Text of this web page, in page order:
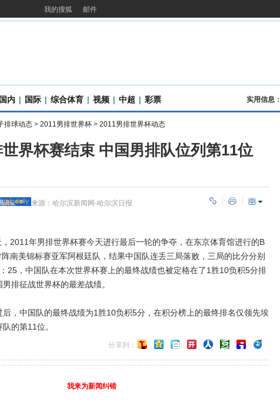
我的搜狐 邮件
国内 | 国际 | 综合体育 | 视频 | 中超 | 彩票 实用信息：
排球动态 > 2011男排世界杯 > 2011男排世界杯动态
界杯赛结束 中国男排队位列第11位
来源：哈尔滨新闻网-哈尔滨日报
年男排世界杯赛今天进行最后一轮的争夺，在东京体育馆进行的B
南美锦标赛亚军阿根廷队，结果中国队连丢三局落败，三局的比分分别
25，中国队在本次世界杯赛上的最终战绩也被定格在了1胜10负积5分排
排征战世界杯的最差战绩。
中国队的最终战绩为1胜10负积5分，在积分榜上的最终排名仅领先埃
的第11位。
分享到：
我来为新闻纠错